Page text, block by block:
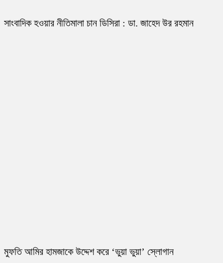
সাংবাদিক হওয়ার নীতিমালা চান ডিসিরা : ডা. জাহেদ উর রহমান
মুফতি আমির হামজাকে উদ্দেশ করে ‘ভুয়া ভুয়া’ স্লোগান